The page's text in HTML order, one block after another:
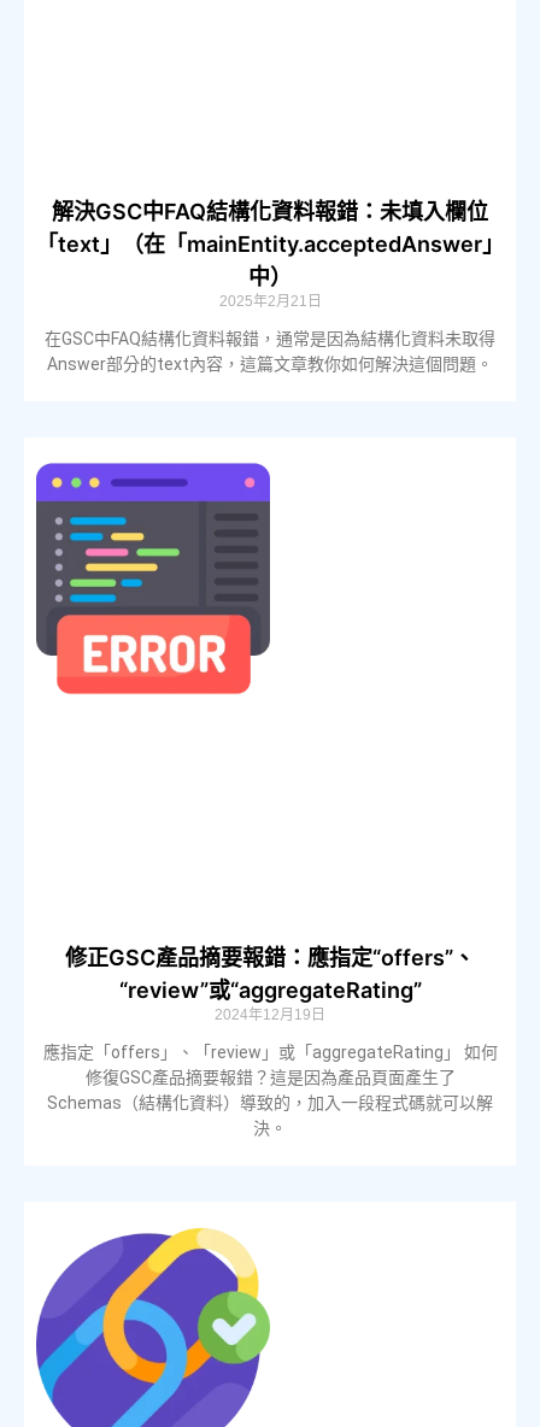
解決GSC中FAQ結構化資料報錯：未填入欄位
「text」（在「mainEntity.acceptedAnswer」
中）
2025年2月21日
在GSC中FAQ結構化資料報錯，通常是因為結構化資料未取得
Answer部分的text內容，這篇文章教你如何解決這個問題。
修正GSC產品摘要報錯：應指定“offers”、
“review”或“aggregateRating”
2024年12月19日
應指定「offers」、「review」或「aggregateRating」 如何
修復GSC產品摘要報錯？這是因為產品頁面產生了
Schemas（結構化資料）導致的，加入一段程式碼就可以解
決。